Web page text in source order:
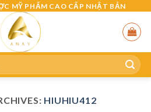
MỸ PHẨM CAO CẤP NHẬT BẢN
HIUHIU412